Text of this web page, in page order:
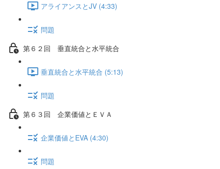
アライアンスとJV (4:33)
問題
第６２回 垂直統合と水平統合
垂直統合と水平統合 (5:13)
問題
第６３回 企業価値とＥＶＡ
企業価値とEVA (4:30)
問題